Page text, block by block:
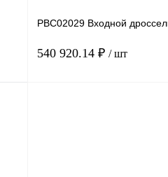
PBC02029 Входной
540 920.14 ₽ / шт